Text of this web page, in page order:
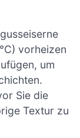
vorheizen
um
Sie die
Textur zu